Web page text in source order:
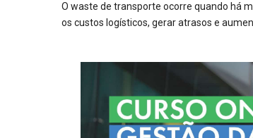
O waste de transporte ocorre quando há
os custos logísticos, gerar atrasos e